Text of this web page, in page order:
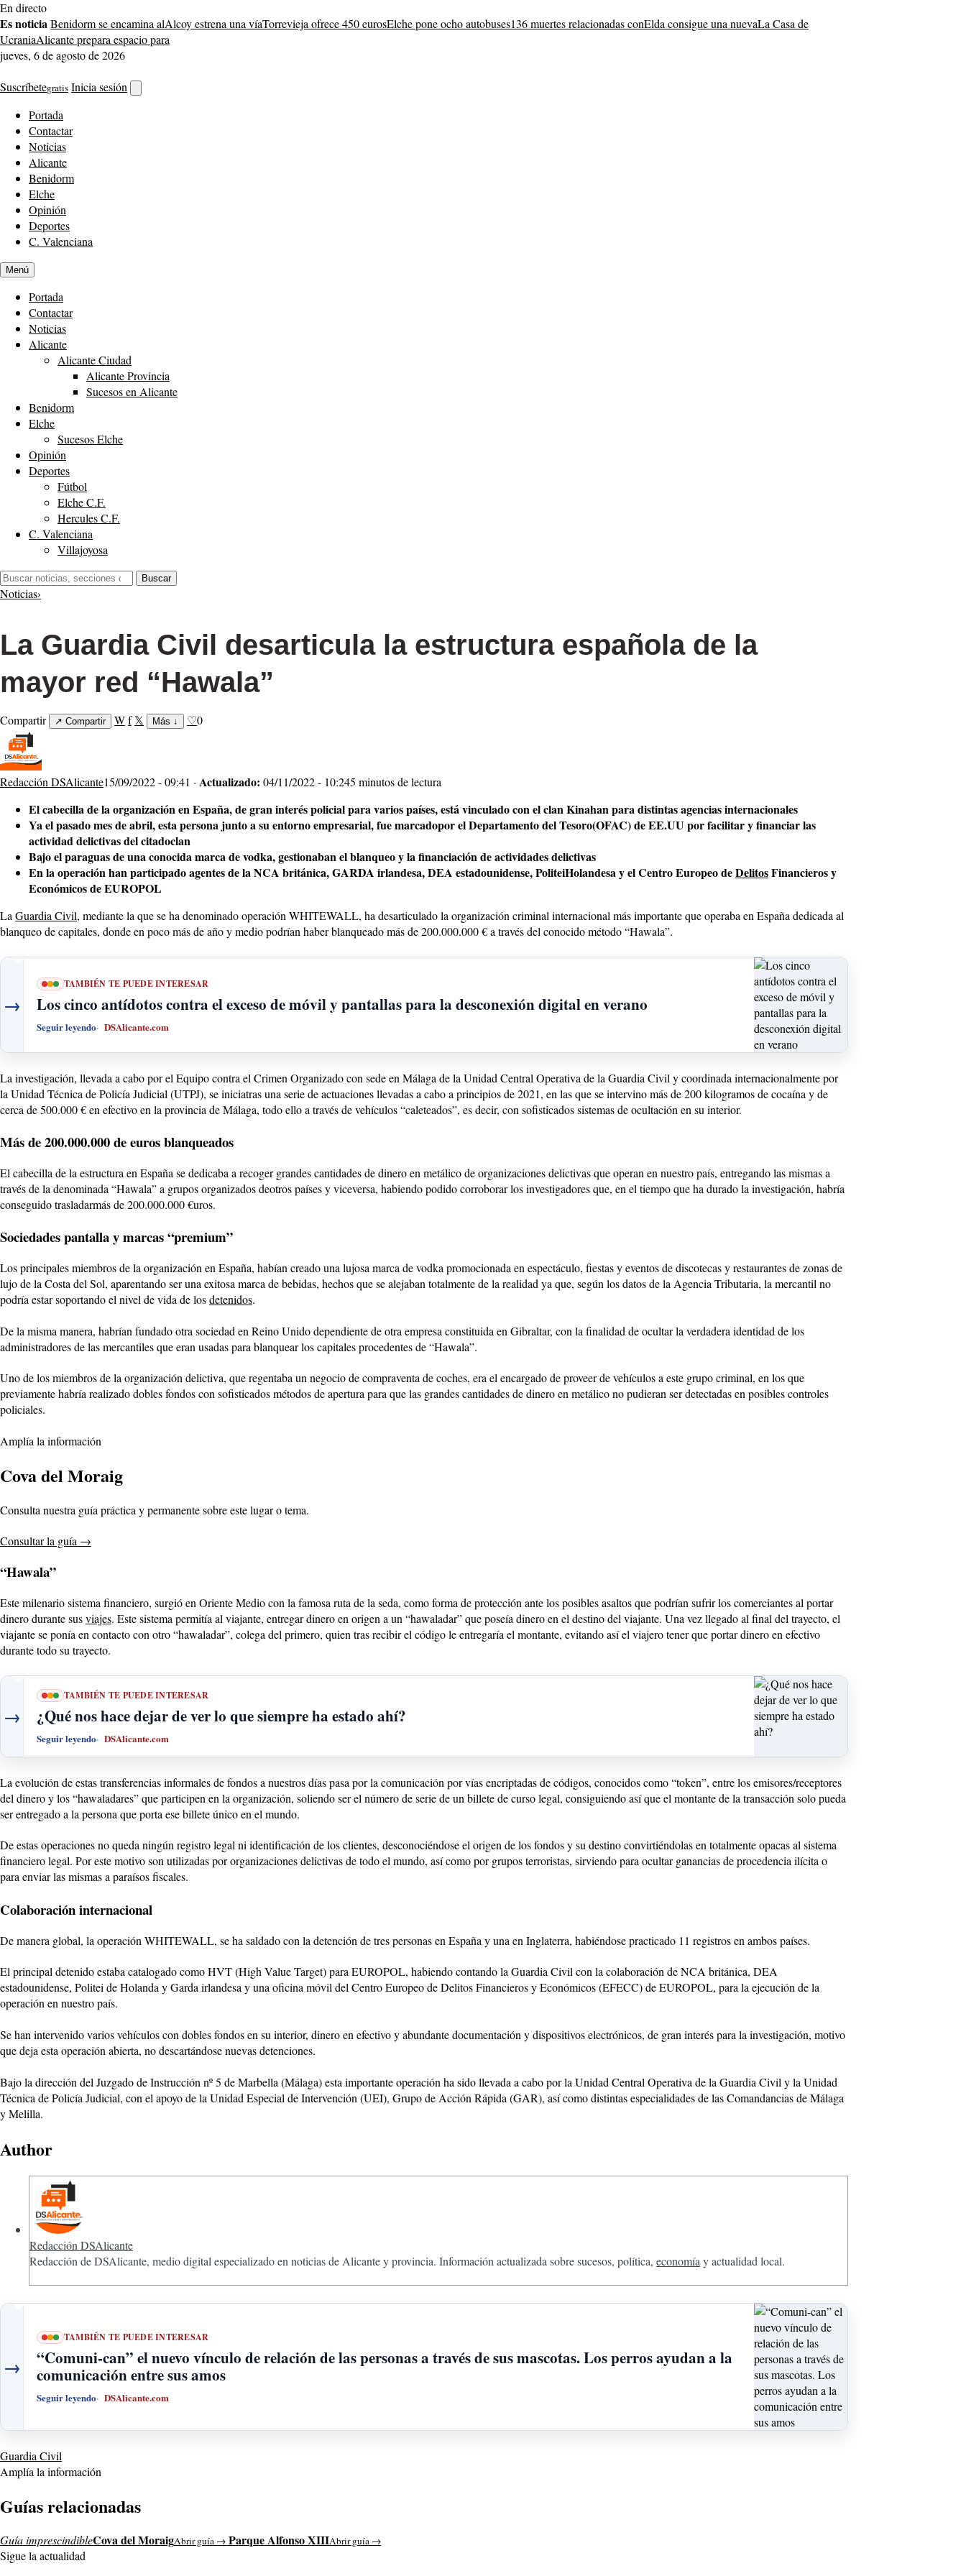
Saltar
al
contenido
En directo
Es noticiaBenidorm se encamina alAlcoy estrena una víaTorrevieja ofrece 450 eurosElche pone ocho autobuses136 muertes relacionadas conElda consigue una nuevaLa Casa de
UcraniaAlicante prepara espacio para
jueves, 6 de agosto de 2026
Suscríbetegratis Inicia sesión
buscador
Portada
Contactar
Noticias
Alicante
Benidorm
Elche
Opinión
Deportes
C. Valenciana
Menú
Portada
Contactar
Noticias
Alicante
Alicante Ciudad
Alicante Provincia
Sucesos en Alicante
Benidorm
Elche
Sucesos Elche
Opinión
Deportes
Fútbol
Elche C.F.
Hercules C.F.
C. Valenciana
Villajoyosa
Buscar:
Buscar
Noticias›
La Guardia Civil desarticula la estructura española de la
mayor red “Hawala”
Compartir ↗ Compartir Wf 𝕏 Más ↓ ♡0
Redacción DSAlicante15/09/2022 - 09:41 · Actualizado: 04/11/2022 - 10:245 minutos de lectura
El cabecilla de la organización en España, de gran interés policial para varios países, está vinculado con el clan Kinahan para distintas agencias internacionales
Ya el pasado mes de abril, esta persona junto a su entorno empresarial, fue marcadopor el Departamento del Tesoro(OFAC) de EE.UU por facilitar y financiar las
actividad delictivas del citadoclan
Bajo el paraguas de una conocida marca de vodka, gestionaban el blanqueo y la financiación de actividades delictivas
En la operación han participado agentes de la NCA británica, GARDA irlandesa, DEA estadounidense, PoliteiHolandesa y el Centro Europeo deDelitosFinancieros y
Económicos de EUROPOL
La Guardia Civil, mediante la que se ha denominado operación WHITEWALL, ha desarticulado la organización criminal internacional más importante que operaba en España dedicada al
blanqueo de capitales, donde en poco más de año y medio podrían haber blanqueado más de 200.000.000 € a través del conocido método “Hawala”.
→
TAMBIÉN TE PUEDE INTERESAR
Los cinco antídotos contra el exceso de móvil y pantallas para la desconexión digital en verano
Seguir leyendo DSAlicante.com
La investigación, llevada a cabo por el Equipo contra el Crimen Organizado con sede en Málaga de la Unidad Central Operativa de la Guardia Civil y coordinada internacionalmente por
la Unidad Técnica de Policía Judicial (UTPJ), se iniciatras una serie de actuaciones llevadas a cabo a principios de 2021, en las que se intervino más de 200 kilogramos de cocaína y de
cerca de 500.000 € en efectivo en la provincia de Málaga, todo ello a través de vehículos “caleteados”, es decir, con sofisticados sistemas de ocultación en su interior.
Más de 200.000.000 de euros blanqueados
El cabecilla de la estructura en España se dedicaba a recoger grandes cantidades de dinero en metálico de organizaciones delictivas que operan en nuestro país, entregando las mismas a
través de la denominada “Hawala” a grupos organizados deotros países y viceversa, habiendo podido corroborar los investigadores que, en el tiempo que ha durado la investigación, habría
conseguido trasladarmás de 200.000.000 €uros.
Sociedades pantalla y marcas “premium”
Los principales miembros de la organización en España, habían creado una lujosa marca de vodka promocionada en espectáculo, fiestas y eventos de discotecas y restaurantes de zonas de
lujo de la Costa del Sol, aparentando ser una exitosa marca de bebidas, hechos que se alejaban totalmente de la realidad ya que, según los datos de la Agencia Tributaria, la mercantil no
podría estar soportando el nivel de vida de losdetenidos.
De la misma manera, habrían fundado otra sociedad en Reino Unido dependiente de otra empresa constituida en Gibraltar, con la finalidad de ocultar la verdadera identidad de los
administradores de las mercantiles que eran usadas para blanquear los capitales procedentes de “Hawala”.
Uno de los miembros de la organización delictiva, que regentaba un negocio de compraventa de coches, era el encargado de proveer de vehículos a este grupo criminal, en los que
previamente habría realizado dobles fondos con sofisticados métodos de apertura para que las grandes cantidades de dinero en metálico no pudieran ser detectadas en posibles controles
policiales.
Amplía la información
Cova del Moraig
Consulta nuestra guía práctica y permanente sobre este lugar o tema.
Consultar la guía →
“Hawala”
Este milenario sistema financiero, surgió en Oriente Medio con la famosa ruta de la seda, como forma de protección ante los posibles asaltos que podrían sufrir los comerciantes al portar
dinero durante susviajes. Este sistema permitía al viajante, entregar dinero en origen a un “hawaladar” que poseía dinero en el destino del viajante. Una vez llegado al final del trayecto, el
viajante se ponía en contacto con otro “hawaladar”, colega del primero, quien tras recibir el código le entregaría el montante, evitando así el viajero tener que portar dinero en efectivo
durante todo su trayecto.
→
TAMBIÉN TE PUEDE INTERESAR
¿Qué nos hace dejar de ver lo que siempre ha estado ahí?
Seguir leyendo DSAlicante.com
La evolución de estas transferencias informales de fondos a nuestros días pasa por la comunicación por vías encriptadas de códigos, conocidos como “token”, entre los emisores/receptores
del dinero y los “hawaladares” que participen en la organización, soliendo ser el número de serie de un billete de curso legal, consiguiendo así que el montante de la transacción solo pueda
ser entregado a la persona que porta ese billete único en el mundo.
De estas operaciones no queda ningún registro legal ni identificación de los clientes, desconociéndose el origen de los fondos y su destino convirtiéndolas en totalmente opacas al sistema
financiero legal. Por este motivo son utilizadas por organizaciones delictivas de todo el mundo, así como por grupos terroristas, sirviendo para ocultar ganancias de procedencia ilícita o
para enviar las mismas a paraísos fiscales.
Colaboración internacional
De manera global, la operación WHITEWALL, se ha saldado con la detención de tres personas en España y una en Inglaterra, habiéndose practicado 11 registros en ambos países.
El principal detenido estaba catalogado como HVT (High Value Target) para EUROPOL, habiendo contando la Guardia Civil con la colaboración de NCA británica, DEA
estadounidense, Politei de Holanda y Garda irlandesa y una oficina móvil del Centro Europeo de Delitos Financieros y Económicos (EFECC) de EUROPOL, para la ejecución de la
operación en nuestro país.
Se han intervenido varios vehículos con dobles fondos en su interior, dinero en efectivo y abundante documentación y dispositivos electrónicos, de gran interés para la investigación, motivo
que deja esta operación abierta, no descartándose nuevas detenciones.
Bajo la dirección del Juzgado de Instrucción nº 5 de Marbella (Málaga) esta importante operación ha sido llevada a cabo por la Unidad Central Operativa de la Guardia Civil y la Unidad
Técnica de Policía Judicial, con el apoyo de la Unidad Especial de Intervención (UEI), Grupo de Acción Rápida (GAR), así como distintas especialidades de las Comandancias de Málaga
y Melilla.
Author
Redacción DSAlicante
Redacción de DSAlicante, medio digital especializado en noticias de Alicante y provincia. Información actualizada sobre sucesos, política, economía y actualidad local.
→
TAMBIÉN TE PUEDE INTERESAR
“Comuni-can” el nuevo vínculo de relación de las personas a través de sus mascotas. Los perros ayudan a la
comunicación entre sus amos
Seguir leyendo DSAlicante.com
Guardia Civil
Amplía la información
Guías relacionadas
Guía imprescindibleCova del MoraigAbrir guía → Parque Alfonso XIIIAbrir guía →
Sigue la actualidad